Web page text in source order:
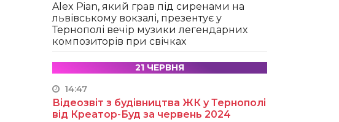
Alex Pian, який грав під сиренами на
львівському вокзалі, презентує у
Тернополі вечір музики легендарних
композиторів при свічках
21 ЧЕРВНЯ
14:47
Відеозвіт з будівництва ЖК у Тернополі
від Креатор-Буд за червень 2024